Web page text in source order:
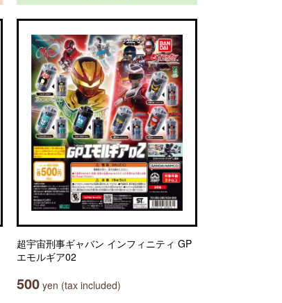
超宇宙刑事ギャバン インフィニティ GP
エモルギア02
500 yen (tax included)